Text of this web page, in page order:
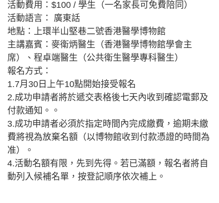
活動費用：$100 / 學生（一名家長可免費陪同）
活動語言： 廣東話
地點：上環半山堅巷二號香港醫學博物館
主講嘉賓：麥衛炳醫生（香港醫學博物館學會主
席）、程卓端醫生（公共衛生醫學專科醫生）
報名方式：
1.7月30日上午10點開始接受報名
2.成功申請者將於遞交表格後七天內收到確認電郵及
付款通知。。
3.成功申請者必須於指定時間內完成繳費，逾期未繳
費將視為放棄名額（以博物館收到付款憑證的時間為
准）。
4.活動名額有限，先到先得。若已滿額，報名者將自
動列入候補名單，按登記順序依次補上。